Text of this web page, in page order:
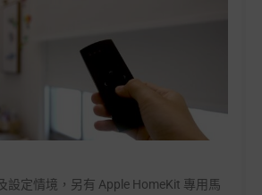
設定情境，另有 Apple HomeKit 專用馬